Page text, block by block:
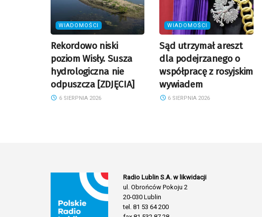
WIADOMOŚCI
Rekordowo niski
poziom Wisły. Susza
hydrologiczna nie
odpuszcza [ZDJĘCIA]
6 SIERPNIA 2026
WIADOMOŚCI
Sąd utrzymał areszt
dla podejrzanego o
współpracę z rosyjskim
wywiadem
6 SIERPNIA 2026
Radio Lublin S.A. w likwidacji
ul. Obrońców Pokoju 2
20-030 Lublin
tel. 81 53 64 200